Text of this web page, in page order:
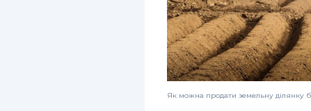
Як можна продати земельну ділянку